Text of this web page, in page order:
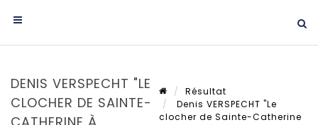
DENIS VERSPECHT "LE
CLOCHER DE SAINTE-
Résultat
Denis VERSPECHT "Le
clocher de Sainte-Catherine